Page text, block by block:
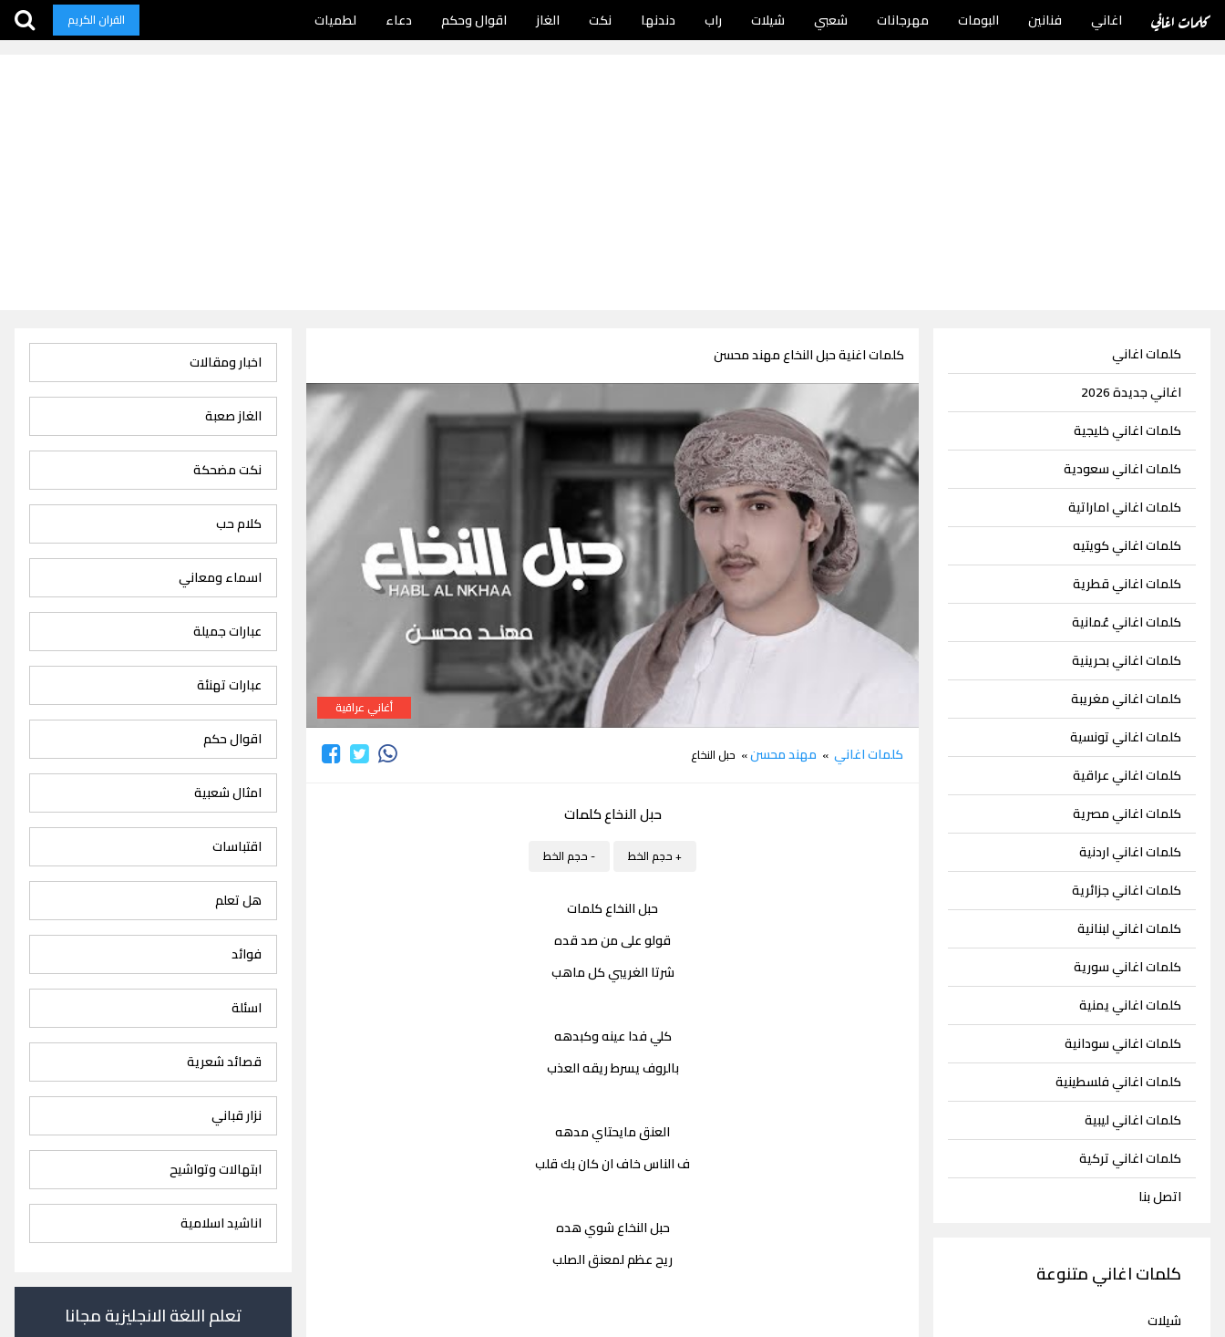
كلمات اغاني اغاني فنانين البومات مهرجانات شعبي شيلات راب دندنها نكت الغاز اقوال وحكم دعاء لطميات القران الكريم
كلمات اغاني
اغاني جديدة 2026
كلمات اغاني خليجية
كلمات اغاني سعودية
كلمات اغاني اماراتية
كلمات اغاني كويتيه
كلمات اغاني قطرية
كلمات اغاني عُمانية
كلمات اغاني بحرينية
كلمات اغاني مغريبة
كلمات اغاني تونسية
كلمات اغاني عراقية
كلمات اغاني مصرية
كلمات اغاني اردنية
كلمات اغاني جزائرية
كلمات اغاني لبنانية
كلمات اغاني سورية
كلمات اغاني يمنية
كلمات اغاني سودانية
كلمات اغاني فلسطينية
كلمات اغاني ليبية
كلمات اغاني تركية
اتصل بنا
كلمات اغاني متنوعة
شيلات
كلمات اغنية حبل النخاع مهند محسن
أغاني عراقية
كلمات اغاني » مهند محسن» حبل النخاع
حبل النخاع كلمات
+ حجم الخط - حجم الخط
حبل النخاع كلمات
قولو على من صد قده
شرتا الغريبي كل ماهب
كلي فدا عينه وكبدهه
بالروف يسرط ريقه العذب
العنق مايحتاي مدهه
ف الناس خاف ان كان بك قلب
حبل النخاع شوي هده
ريح عظم لمعنق الصلب
اخبار ومقالات
الغاز صعبة
نكت مضحكة
كلام حب
اسماء ومعاني
عبارات جميلة
عبارات تهنئة
اقوال حكم
امثال شعبية
اقتباسات
هل تعلم
فوائد
اسئلة
قصائد شعرية
نزار قباني
ابتهالات وتواشيح
اناشيد اسلامية
تعلم اللغة الانجليزية مجانا